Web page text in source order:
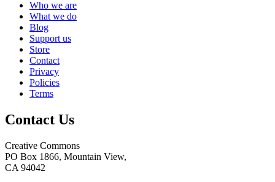
Who we are
What we do
Blog
Support us
Store
Contact
Privacy
Policies
Terms
Contact Us
Creative Commons
PO Box 1866, Mountain View,
CA 94042